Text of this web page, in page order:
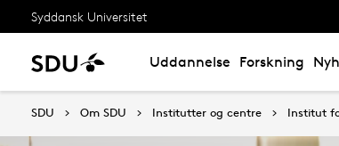
Syddansk Universitet
Uddannelse Forskning
SDU Om SDU Institutter og centre Institut